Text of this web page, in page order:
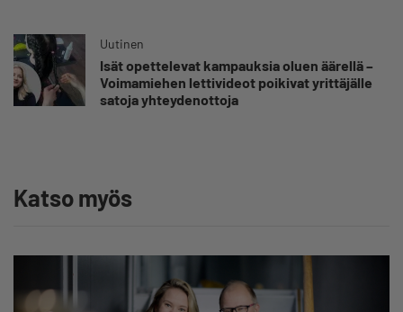
Uutinen
Isät opettelevat kampauksia oluen äärellä –
Voimamiehen lettivideot poikivat yrittäjälle
satoja yhteydenottoja
Katso myös